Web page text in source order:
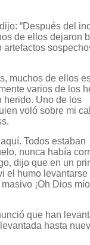
“Después del
de ellos dejaron
muchos de ellos
varios de los
herido. Uno de los
voló sobre mi
Todos estaban
nunca había
dijo que en un
el humo levantarse
¡Oh Dios
que han
hasta